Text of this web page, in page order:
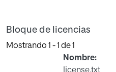
Bloque de licencias
Mostrando 1 - 1 de 1
Nombre: